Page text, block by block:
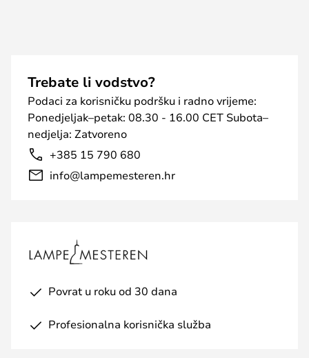
Trebate li vodstvo?
Podaci za korisničku podršku i radno vrijeme:
Ponedjeljak–petak: 08.30 - 16.00 CET Subota–
nedjelja: Zatvoreno
+385 15 790 680
info@lampemesteren.hr
Povrat u roku od 30 dana
Profesionalna korisnička služba